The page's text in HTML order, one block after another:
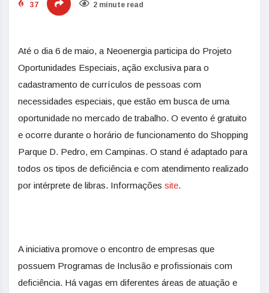
37 2 minute read
Até o dia 6 de maio, a Neoenergia participa do Projeto
Oportunidades Especiais, ação exclusiva para o
cadastramento de currículos de pessoas com
necessidades especiais, que estão em busca de uma
oportunidade no mercado de trabalho. O evento é gratuito
e ocorre durante o horário de funcionamento do Shopping
Parque D. Pedro, em Campinas. O stand é adaptado para
todos os tipos de deficiência e com atendimento realizado
por intérprete de libras. Informações site.
A iniciativa promove o encontro de empresas que
possuem Programas de Inclusão e profissionais com
deficiência. Há vagas em diferentes áreas de atuação e